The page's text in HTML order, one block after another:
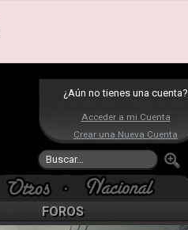
¿Aún no tienes una cuenta?
Acceder a mi Cuenta
Crear una Nueva Cuenta
FOROS